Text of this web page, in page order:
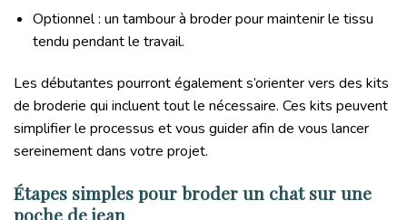
Optionnel : un tambour à broder pour maintenir le tissu
tendu pendant le travail.
Les débutantes pourront également s’orienter vers des kits
de broderie qui incluent tout le nécessaire. Ces kits peuvent
simplifier le processus et vous guider afin de vous lancer
sereinement dans votre projet.
Étapes simples pour broder un chat sur une
poche de jean